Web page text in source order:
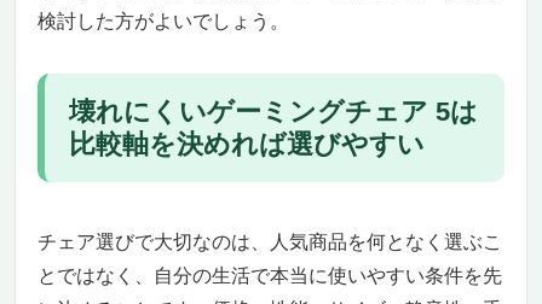
検討した方がよいでしょう。
壊れにくいゲーミングチェア 5は
比較軸を決めれば選びやすい
チェア選びで大切なのは、人気商品を何となく選ぶこ
とではなく、自分の生活で本当に使いやすい条件を先